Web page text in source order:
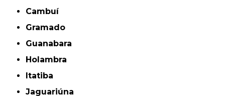
Cambuí
Gramado
Guanabara
Holambra
Itatiba
Jaguariúna